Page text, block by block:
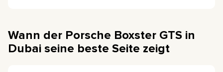
Wann der Porsche Boxster GTS in
Dubai seine beste Seite zeigt